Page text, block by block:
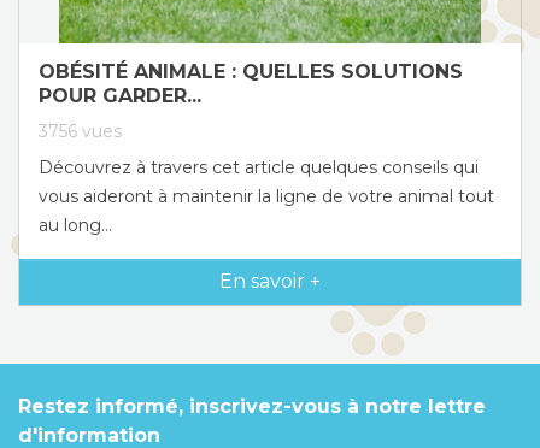
OBÉSITÉ ANIMALE : QUELLES SOLUTIONS
POUR GARDER...
3756 vues
Découvrez à travers cet article quelques conseils qui
vous aideront à maintenir la ligne de votre animal tout
au long...
En savoir +
Restez informé, inscrivez-vous à notre lettre
d'information